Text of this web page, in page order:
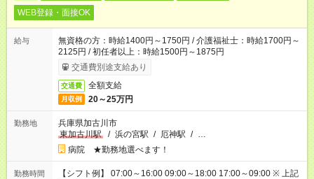
WEB登録・面接OK
給与
無資格の方：時給1400円～1750円 / 介護福祉士：時給1700円～
2125円 / 初任者以上：時給1500円～1875円
交通費別途支給あり
交通費 全額支給
月収例 20～25万円
勤務地
兵庫県加古川市
東加古川駅
/ 浜の宮駅 / 厄神駅 / …
病院 ★勤務地選べます！
勤務時間
【シフト例】 07:00～16:00 09:00～18:00 17:00～09:00 ※ 上記